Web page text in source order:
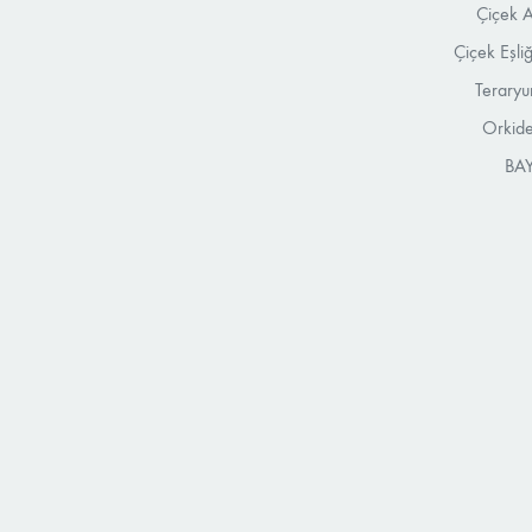
Çiçek
Çiçek
Orkide